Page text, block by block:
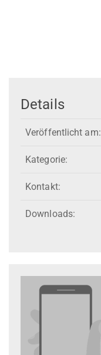
Details
Veröffentlicht am:
Kategorie:
Kontakt:
Downloads: